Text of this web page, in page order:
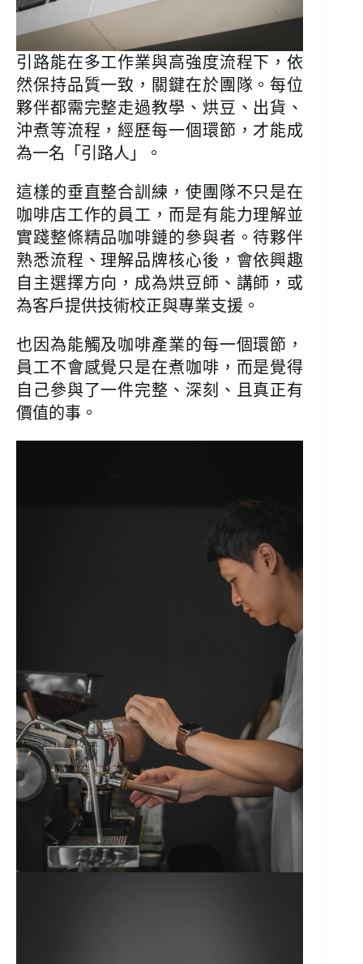
引路能在多工作業與高強度流程下，依
然保持品質一致，關鍵在於團隊。每位
夥伴都需完整走過教學、烘豆、出貨、
沖煮等流程，經歷每一個環節，才能成
為一名「引路人」。
這樣的垂直整合訓練，使團隊不只是在
咖啡店工作的員工，而是有能力理解並
實踐整條精品咖啡鏈的參與者。待夥伴
熟悉流程、理解品牌核心後，會依興趣
自主選擇方向，成為烘豆師、講師，或
為客戶提供技術校正與專業支援。
也因為能觸及咖啡產業的每一個環節，
員工不會感覺只是在煮咖啡，而是覺得
自己參與了一件完整、深刻、且真正有
價值的事。